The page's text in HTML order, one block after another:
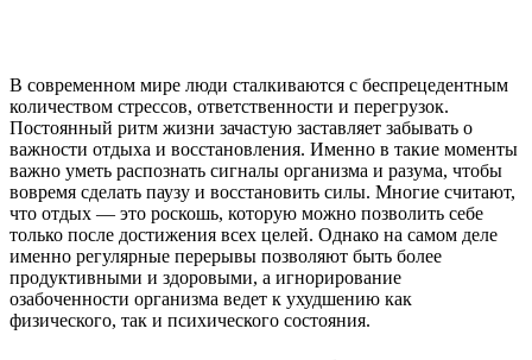
В современном мире люди сталкиваются с беспрецедентным
количеством стрессов, ответственности и перегрузок.
Постоянный ритм жизни зачастую заставляет забывать о
важности отдыха и восстановления. Именно в такие моменты
важно уметь распознать сигналы организма и разума, чтобы
вовремя сделать паузу и восстановить силы. Многие считают,
что отдых — это роскошь, которую можно позволить себе
только после достижения всех целей. Однако на самом деле
именно регулярные перерывы позволяют быть более
продуктивными и здоровыми, а игнорирование
озабоченности организма ведет к ухудшению как
физического, так и психического состояния.